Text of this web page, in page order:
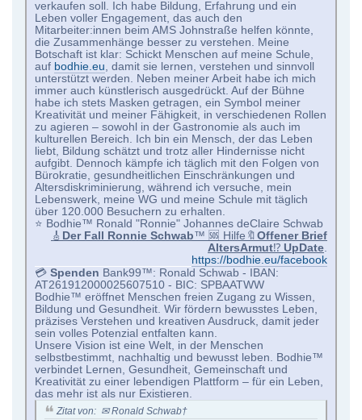
verkaufen soll. Ich habe Bildung, Erfahrung und ein
Leben voller Engagement, das auch den
Mitarbeiter:innen beim AMS Johnstraße helfen könnte,
die Zusammenhänge besser zu verstehen. Meine
Botschaft ist klar: Schickt Menschen auf meine Schule,
auf bodhie.eu, damit sie lernen, verstehen und sinnvoll
unterstützt werden. Neben meiner Arbeit habe ich mich
immer auch künstlerisch ausgedrückt. Auf der Bühne
habe ich stets Masken getragen, ein Symbol meiner
Kreativität und meiner Fähigkeit, in verschiedenen Rollen
zu agieren – sowohl in der Gastronomie als auch im
kulturellen Bereich. Ich bin ein Mensch, der das Leben
liebt, Bildung schätzt und trotz aller Hindernisse nicht
aufgibt. Dennoch kämpfe ich täglich mit den Folgen von
Bürokratie, gesundheitlichen Einschränkungen und
Altersdiskriminierung, während ich versuche, mein
Lebenswerk, meine WG und meine Schule mit täglich
über 120.000 Besuchern zu erhalten.
⭐️ Bodhie™ Ronald "Ronnie" Johannes deClaire Schwab
🎸 Der Fall Ronnie Schwab™ 🆘 Hilfe🔖 Offener Brief
AltersArmut⁉️ UpDate.
https://bodhie.eu/facebook
💳 Spenden Bank99™: Ronald Schwab - IBAN:
AT261912000025607510 - BIC: SPBAATWW
Bodhie™ eröffnet Menschen freien Zugang zu Wissen,
Bildung und Gesundheit. Wir fördern bewusstes Leben,
präzises Verstehen und kreativen Ausdruck, damit jeder
sein volles Potenzial entfalten kann.
Unsere Vision ist eine Welt, in der Menschen
selbstbestimmt, nachhaltig und bewusst leben. Bodhie™
verbindet Lernen, Gesundheit, Gemeinschaft und
Kreativität zu einer lebendigen Plattform – für ein Leben,
das mehr ist als nur Existieren.
Zitat von: ✉ Ronald Schwab†